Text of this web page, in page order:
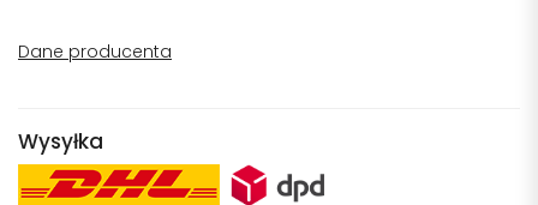
Dane producenta
Wysyłka